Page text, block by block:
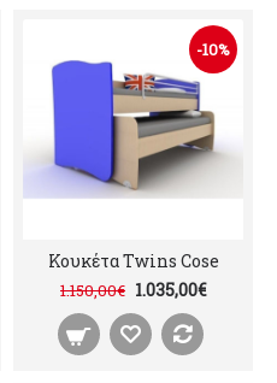
-10%
Κουκέτα Twins Cose
1.150,00€ 1.035,00€